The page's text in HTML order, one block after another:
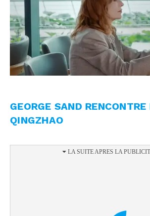
GEORGE SAND RENCONTRE
QINGZHAO